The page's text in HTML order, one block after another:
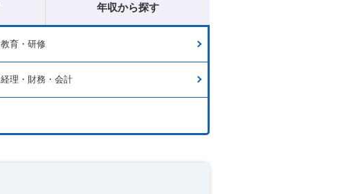
年収から探す
教育・研修
経理・財務・会計